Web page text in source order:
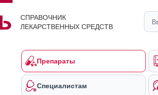
СПРАВОЧНИК
ЛЕКАРСТВЕННЫХ СРЕДСТВ
Препараты
Специалистам